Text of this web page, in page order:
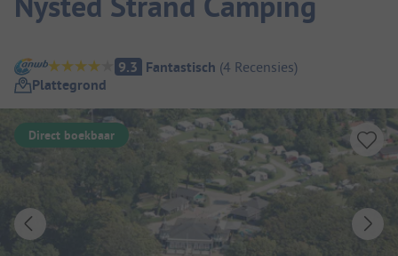
Camping overzicht
9.3 Fantastisch (4 Recensies)
Plattegrond
Direct boekbaar